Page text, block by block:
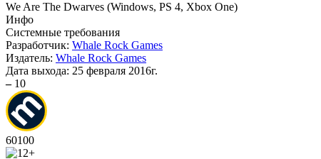
We Are The Dwarves (Windows, PS 4, Xbox One)
Инфо
Системные требования
Разработчик: Whale Rock Games
Издатель: Whale Rock Games
Дата выхода: 25 февраля 2016г.
– 10
60100